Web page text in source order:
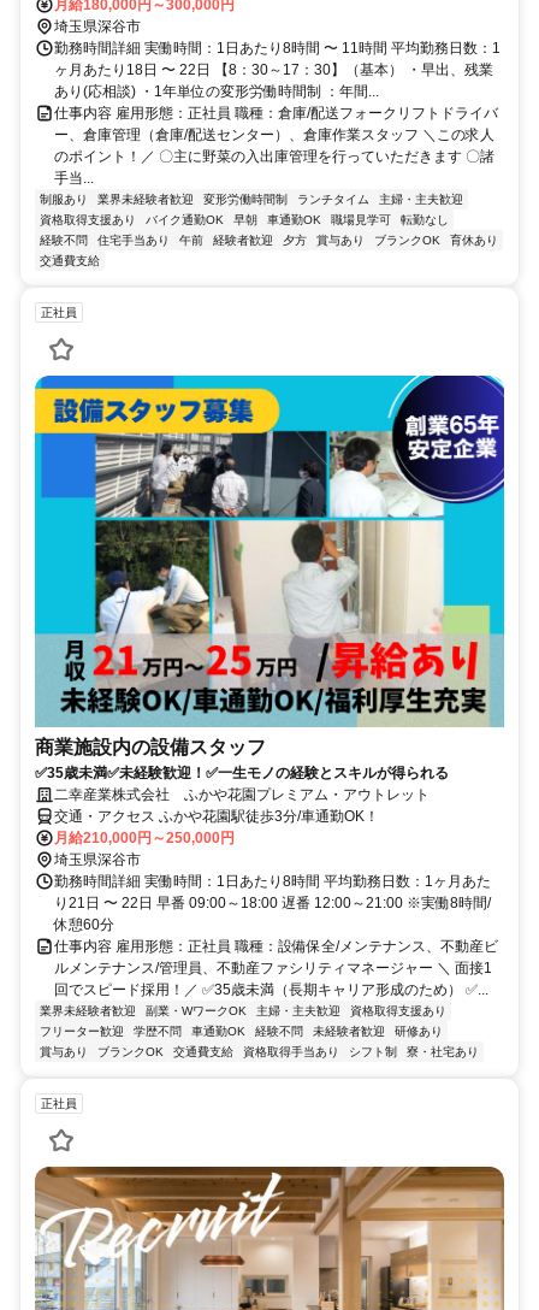
月給180,000円～300,000円
埼玉県深谷市
勤務時間詳細 実働時間：1日あたり8時間 〜 11時間 平均勤務日数：1
ヶ月あたり18日 〜 22日 【8：30～17：30】（基本） ・早出、残業
あり(応相談) ・1年単位の変形労働時間制 ：年間...
仕事内容 雇用形態：正社員 職種：倉庫/配送フォークリフトドライバ
ー、倉庫管理（倉庫/配送センター）、倉庫作業スタッフ ＼この求人
のポイント！／ 〇主に野菜の入出庫管理を行っていただきます 〇諸
手当...
制服あり 業界未経験者歓迎 変形労働時間制 ランチタイム
主婦・主夫歓迎
資格取得支援あり
バイク通勤OK 早朝 車通勤OK 職場見学可
転勤なし
経験不問
住宅手当あり 午前 経験者歓迎 夕方 賞与あり ブランクOK
育休あり
交通費支給
正社員
商業施設内の設備スタッフ
✅35歳未満✅未経験歓迎！✅一生モノの経験とスキルが得られる
二幸産業株式会社 ふかや花園プレミアム・アウトレット
交通・アクセス ふかや花園駅徒歩3分/車通勤OK！
月給210,000円～250,000円
埼玉県深谷市
勤務時間詳細 実働時間：1日あたり8時間 平均勤務日数：1ヶ月あた
り21日 〜 22日 早番 09:00～18:00 遅番 12:00～21:00 ※実働8時間/
休憩60分
仕事内容 雇用形態：正社員 職種：設備保全/メンテナンス、不動産ビ
ルメンテナンス/管理員、不動産ファシリティマネージャー ＼ 面接1
回でスピード採用！／ ✅35歳未満（長期キャリア形成のため） ✅...
業界未経験者歓迎 副業・WワークOK 主婦・主夫歓迎
資格取得支援あり
フリーター歓迎
学歴不問 車通勤OK 経験不問 未経験者歓迎
研修あり
賞与あり
ブランクOK 交通費支給 資格取得手当あり シフト制 寮・社宅あり
正社員